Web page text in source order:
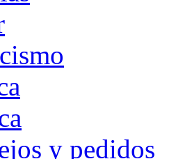
y pedidos